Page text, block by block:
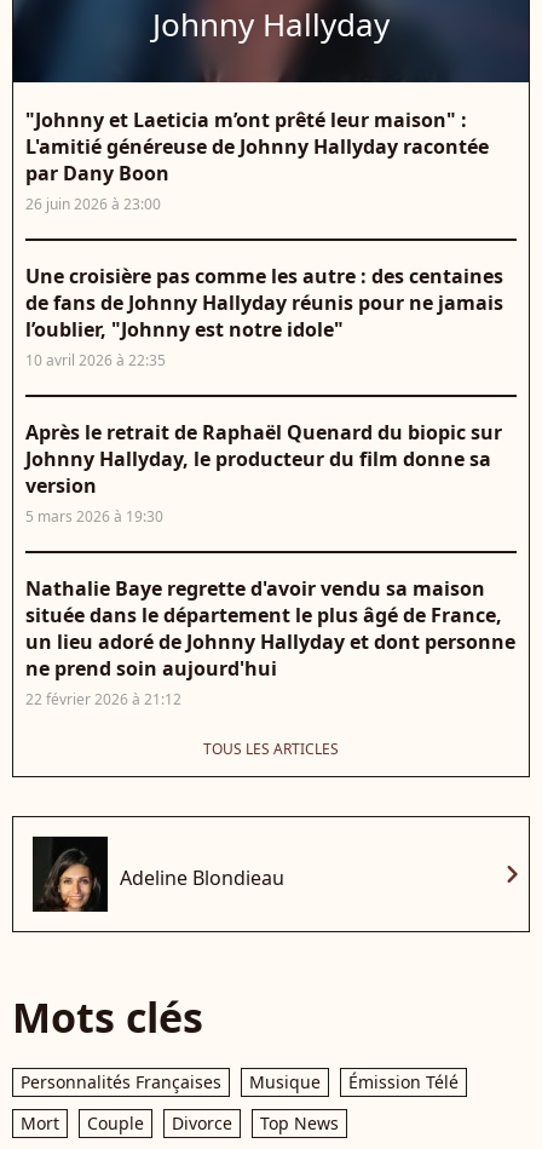
Johnny Hallyday
"Johnny et Laeticia m’ont prêté leur maison" :
L'amitié généreuse de Johnny Hallyday racontée
par Dany Boon
26 juin 2026 à 23:00
Une croisière pas comme les autre : des centaines
de fans de Johnny Hallyday réunis pour ne jamais
l’oublier, "Johnny est notre idole"
10 avril 2026 à 22:35
Après le retrait de Raphaël Quenard du biopic sur
Johnny Hallyday, le producteur du film donne sa
version
5 mars 2026 à 19:30
Nathalie Baye regrette d'avoir vendu sa maison
située dans le département le plus âgé de France,
un lieu adoré de Johnny Hallyday et dont personne
ne prend soin aujourd'hui
22 février 2026 à 21:12
TOUS LES ARTICLES
Adeline Blondieau chevron_right
Mots clés
Personnalités Françaises Musique
Émission Télé
Mort
Couple Divorce Top News